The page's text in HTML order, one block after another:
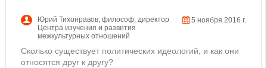
Юрий Тихонравов, философ, директор
Центра изучения и развития
межкультурных отношений
5 ноября 2016 г.
Сколько существует политических идеологий, и как они
относятся друг к другу?